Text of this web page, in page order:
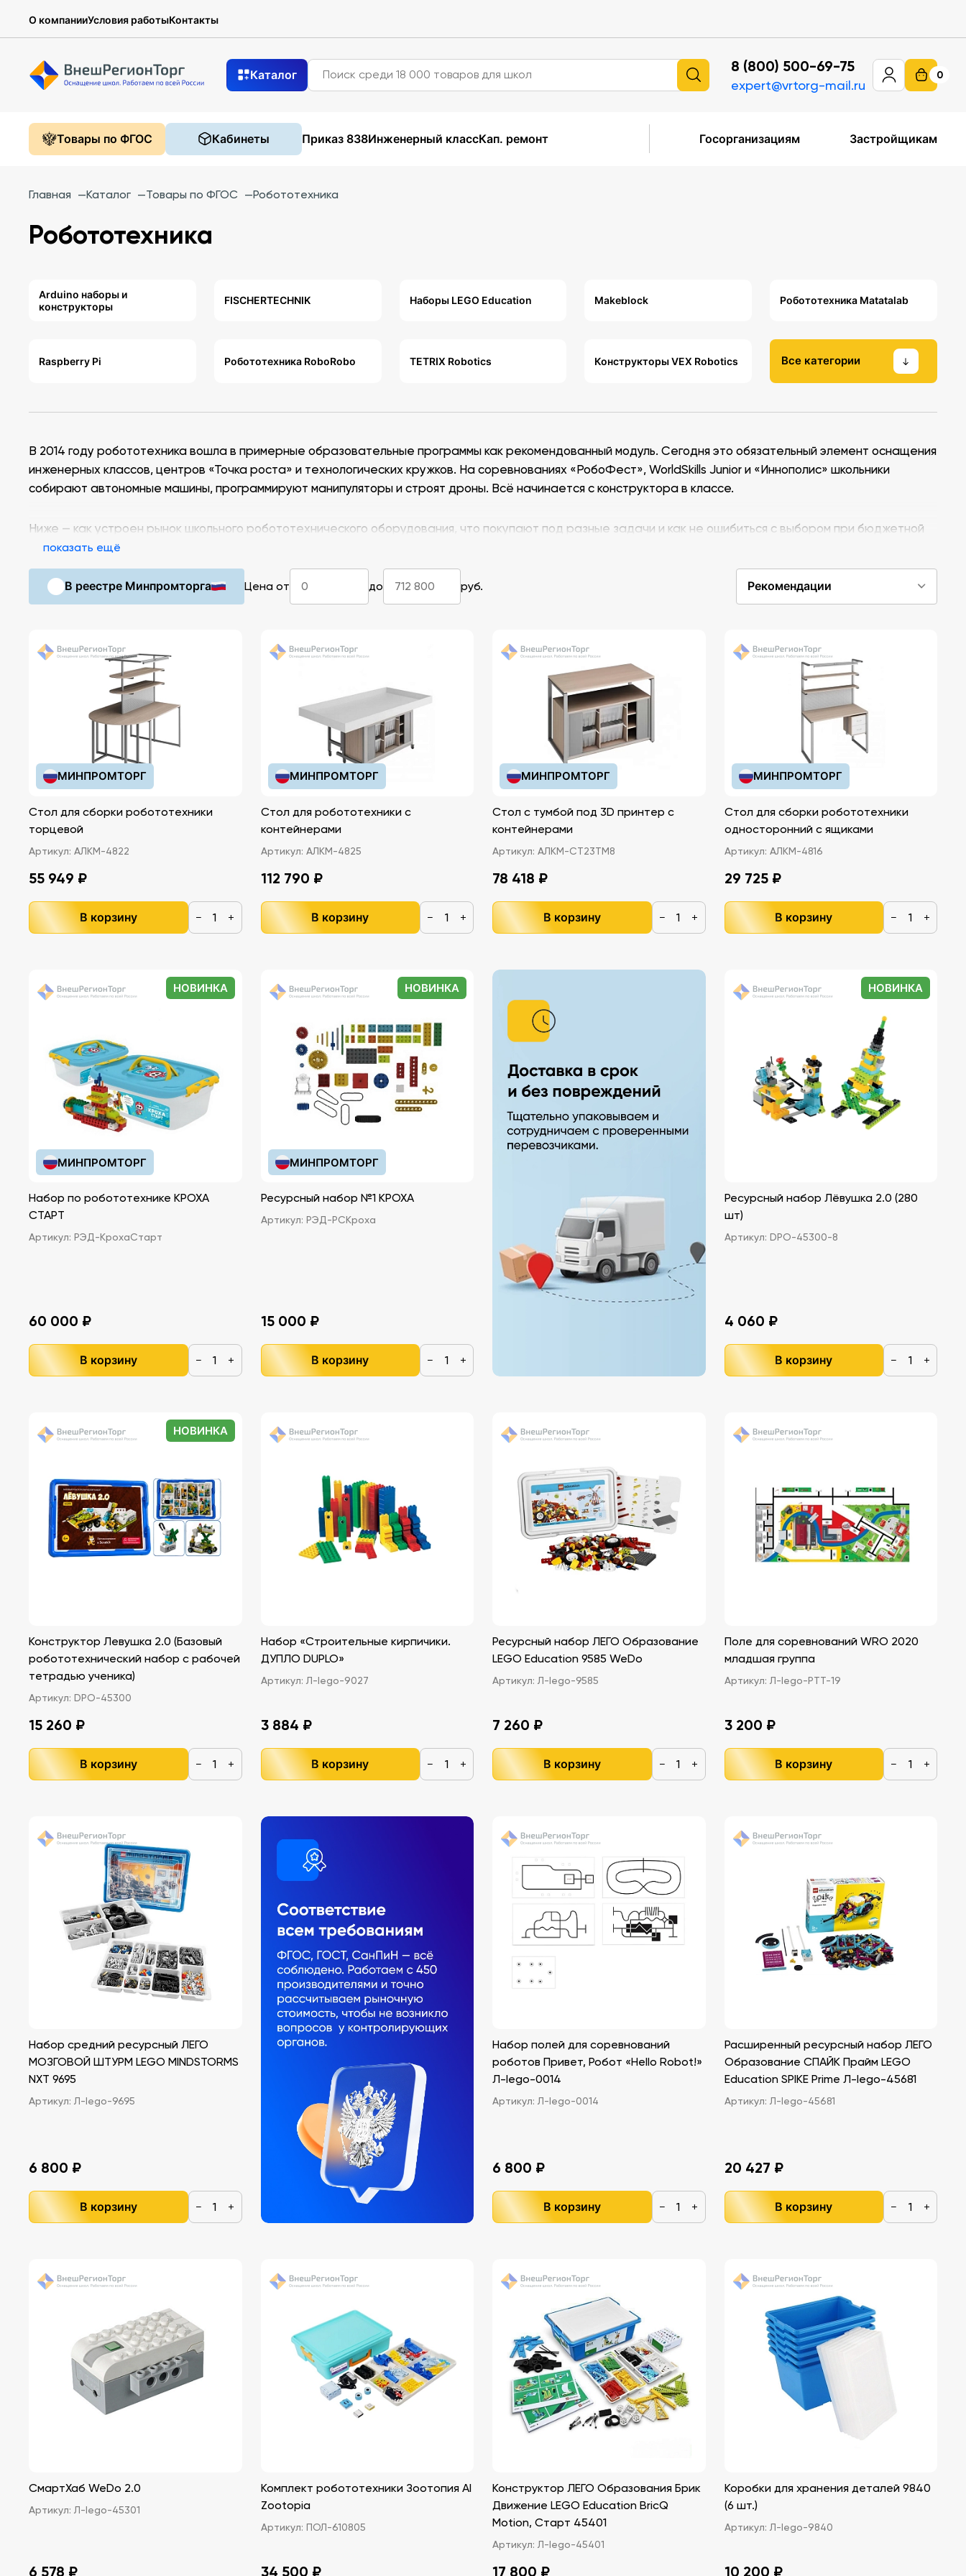
О компанииУсловия работыКонтакты
Каталог 8 (800) 500-69-75
expert@vrtorg-mail.ru
0
Товары по ФГОС Кабинеты Приказ 838Инженерный классКап. ремонт Госорганизациям Застройщикам
Главная —Каталог —Товары по ФГОС —Робототехника
Робототехника
Arduino наборы и
конструкторы
FISCHERTECHNIK Наборы LEGO Education Makeblock Робототехника Matatalab
Raspberry Pi Робототехника RoboRobo TETRIX Robotics Конструкторы VEX Robotics Все категории
В 2014 году робототехника вошла в примерные образовательные программы как рекомендованный модуль. Сегодня это обязательный элемент оснащения
инженерных классов, центров «Точка роста» и технологических кружков. На соревнованиях «РобоФест», WorldSkills Junior и «Иннополис» школьники
собирают автономные машины, программируют манипуляторы и строят дроны. Всё начинается с конструктора в классе.
Ниже — как устроен рынок школьного робототехнического оборудования, что покупают под разные задачи и как не ошибиться с выбором при бюджетной
закупке.
показать ещё
В реестре Минпромторга Цена от до руб. Рекомендации
МИНПРОМТОРГ
Стол для сборки робототехники
торцевой
Артикул: АЛКМ-4822
55 949 ₽
В корзину − +
МИНПРОМТОРГ
Стол для робототехники с
контейнерами
Артикул: АЛКМ-4825
112 790 ₽
В корзину − +
МИНПРОМТОРГ
Стол с тумбой под 3D принтер с
контейнерами
Артикул: АЛКМ-СТ23ТМ8
78 418 ₽
В корзину − +
МИНПРОМТОРГ
Стол для сборки робототехники
односторонний с ящиками
Артикул: АЛКМ-4816
29 725 ₽
В корзину − +
НОВИНКА
МИНПРОМТОРГ
Набор по робототехнике КРОХА
СТАРТ
Артикул: РЭД-КрохаСтарт
60 000 ₽
В корзину − +
НОВИНКА
МИНПРОМТОРГ
Ресурсный набор №1 КРОХА
Артикул: РЭД-РСКроха
15 000 ₽
В корзину − +
НОВИНКА
Ресурсный набор Лёвушка 2.0 (280
шт)
Артикул: DPO-45300-8
4 060 ₽
В корзину − +
НОВИНКА
Конструктор Левушка 2.0 (Базовый
робототехнический набор с рабочей
тетрадью ученика)
Артикул: DPO-45300
15 260 ₽
В корзину − +
Набор «Строительные кирпичики.
ДУПЛО DUPLO»
Артикул: Л-lego-9027
3 884 ₽
В корзину − +
Ресурсный набор ЛЕГО Образование
LEGO Education 9585 WeDo
Артикул: Л-lego-9585
7 260 ₽
В корзину − +
Поле для соревнований WRO 2020
младшая группа
Артикул: Л-lego-РТТ-19
3 200 ₽
В корзину − +
Набор средний ресурсный ЛЕГО
МОЗГОВОЙ ШТУРМ LEGO MINDSTORMS
NXT 9695
Артикул: Л-lego-9695
6 800 ₽
В корзину − +
Набор полей для соревнований
роботов Привет, Робот «Hello Robot!»
Л-lego-0014
Артикул: Л-lego-0014
6 800 ₽
В корзину − +
Расширенный ресурсный набор ЛЕГО
Образование СПАЙК Прайм LEGO
Education SPIKE Prime Л-lego-45681
Артикул: Л-lego-45681
20 427 ₽
В корзину − +
СмартХаб WeDo 2.0
Артикул: Л-lego-45301
6 578 ₽
Комплект робототехники Зоотопия AI
Zootopia
Артикул: ПОЛ-610805
34 500 ₽
Конструктор ЛЕГО Образования Брик
Движение LEGO Education BricQ
Motion, Старт 45401
Артикул: Л-lego-45401
17 800 ₽
Коробки для хранения деталей 9840
(6 шт.)
Артикул: Л-lego-9840
10 200 ₽